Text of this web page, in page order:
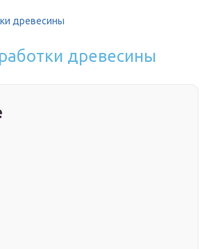
древесины
древесины